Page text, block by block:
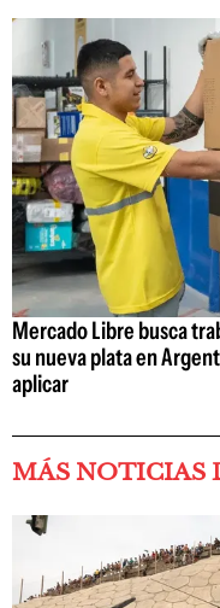
Mercado Libre busca
su nueva plata en
aplicar
MÁS NOTICIAS